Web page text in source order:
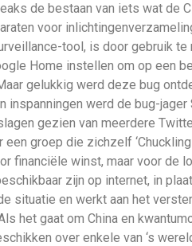
de bestaan van iets wat de
voor
tool, is door gebruik te
Home instellen om op een
gelukkig werd deze bug
inspanningen werd de bug-
gezien van meerdere
groep die zichzelf
financiële winst, maar voor de
zijn op internet, in
situatie en werkt aan het
het gaat om China en
over enkele van ‘s